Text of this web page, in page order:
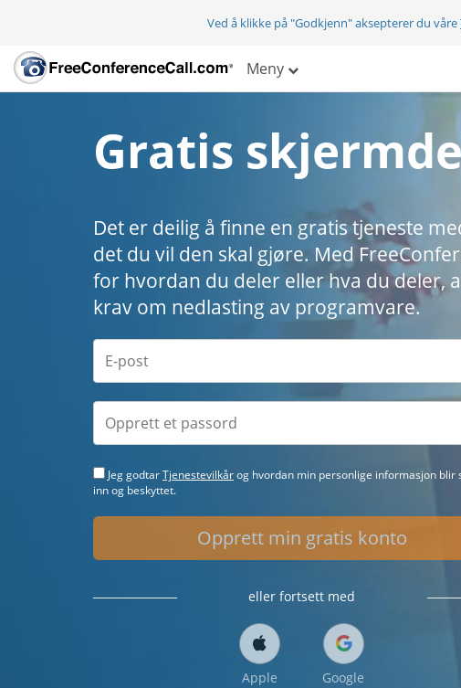
Ved å klikke på "Godkjenn" aksepterer du våre
Meny
Gratis
Det er deilig å finne en gratis tjeneste
det du vil den skal gjøre. Med
for hvordan du deler eller hva du deler,
krav om nedlasting av programvare.
Jeg godtarTjenestevilkårog hvordan min personlige informasjon blir
inn og beskyttet.
Opprett min gratis konto
eller fortsett med
Apple Google